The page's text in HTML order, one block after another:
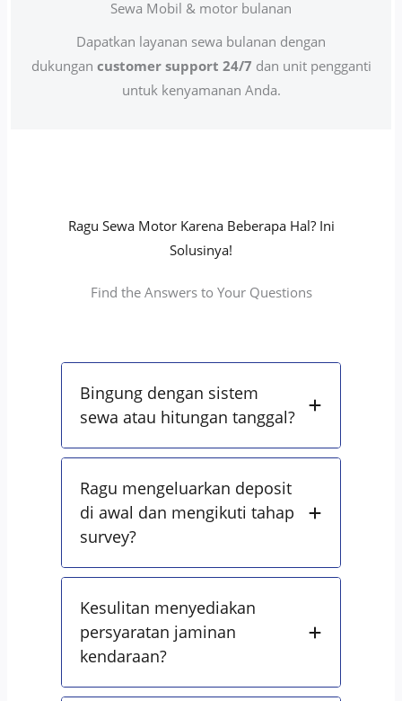
Sewa Mobil & motor bulanan
Dapatkan layanan sewa bulanan dengan
dukungan customer support 24/7 dan unit pengganti
untuk kenyamanan Anda.
Ragu Sewa Motor Karena Beberapa Hal? Ini
Solusinya!
Find the Answers to Your Questions
Bingung dengan sistem
sewa atau hitungan tanggal?
Ragu mengeluarkan deposit
di awal dan mengikuti tahap
survey?
Kesulitan menyediakan
persyaratan jaminan
kendaraan?